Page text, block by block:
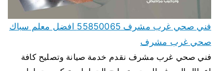
فني صحي غرب مشرف 55850065 افضل معلم سباك
صحي غرب مشرف
فني صحي غرب مشرف نقدم خدمة صيانة وتصليح كافة